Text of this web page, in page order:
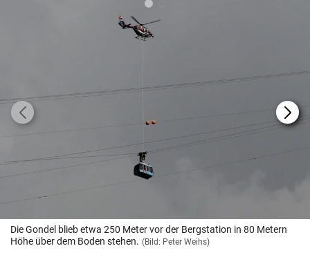
Die Gondel blieb etwa 250 Meter vor der Bergstation in 80 Metern
Höhe über dem Boden stehen. (Bild: Peter Weihs)